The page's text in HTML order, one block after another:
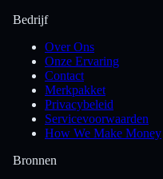
Bedrijf
Over Ons
Onze Ervaring
Contact
Merkpakket
Privacybeleid
Servicevoorwaarden
How We Make Money
Bronnen